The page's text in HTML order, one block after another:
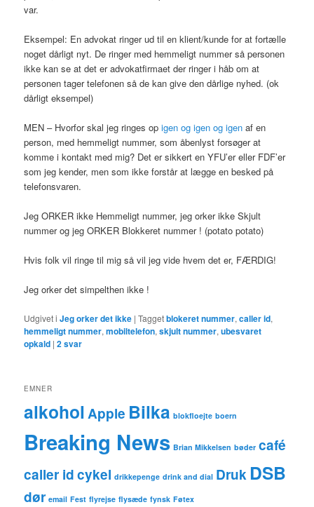
var.
Eksempel: En advokat ringer ud til en klient/kunde for at fortælle
noget dårligt nyt. De ringer med hemmeligt nummer så personen
ikke kan se at det er advokatfirmaet der ringer i håb om at
personen tager telefonen så de kan give den dårlige nyhed. (ok
dårligt eksempel)
MEN – Hvorfor skal jeg ringes opigen og igen og igenaf en
person, med hemmeligt nummer, som åbenlyst forsøger at
komme i kontakt med mig? Det er sikkert en YFU’er eller FDF’er
som jeg kender, men som ikke forstår at lægge en besked på
telefonsvaren.
Jeg ORKER ikke Hemmeligt nummer, jeg orker ikke Skjult
nummer og jeg ORKER Blokkeret nummer ! (potato potato)
Hvis folk vil ringe til mig så vil jeg vide hvem det er, FÆRDIG!
Jeg orker det simpelthen ikke !
Udgivet i Jeg orker det ikke |Taggetblokeret nummer,caller id,
hemmeligt nummer,mobiltelefon,skjult nummer,ubesvaret
opkald |2svar
EMNER
alkohol Apple Bilka blokfloejte boern
Breaking News Brian Mikkelsen bøder café
caller idcykel drikkepenge drink and dial DrukDSB
dør email Fest flyrejse flysæde fynsk Føtex